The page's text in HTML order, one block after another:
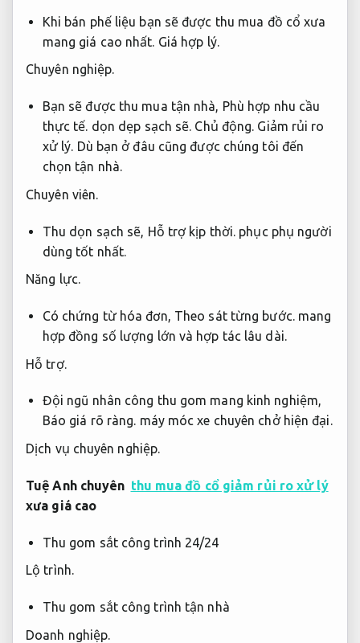
Khi bán phế liệu bạn sẽ được thu mua đồ cổ xưa
mang giá cao nhất. Giá hợp lý.
Chuyên nghiệp.
Bạn sẽ được thu mua tận nhà, Phù hợp nhu cầu
thực tế. dọn dẹp sạch sẽ. Chủ động. Giảm rủi ro
xử lý. Dù bạn ở đâu cũng được chúng tôi đến
chọn tận nhà.
Chuyên viên.
Thu dọn sạch sẽ, Hỗ trợ kịp thời. phục phụ người
dùng tốt nhất.
Năng lực.
Có chứng từ hóa đơn, Theo sát từng bước.mang
hợp đồng số lượng lớn và hợp tác lâu dài.
Hỗ trợ.
Đội ngũ nhân công thu gom mang kinh nghiệm,
Báo giá rõ ràng. máy móc xe chuyên chở hiện đại.
Dịch vụ chuyên nghiệp.
Tuệ Anh chuyên thu mua đồ cổ giảm rủi ro xử lý
xưa giá cao
Thu gom sắt công trình 24/24
Lộ trình.
Thu gom sắt công trình tận nhà
Doanh nghiệp.